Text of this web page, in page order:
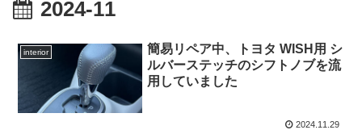
2024-11
interior
簡易リペア中、トヨタ WISH用 シ
ルバーステッチのシフトノブを流
用していました
2024.11.29